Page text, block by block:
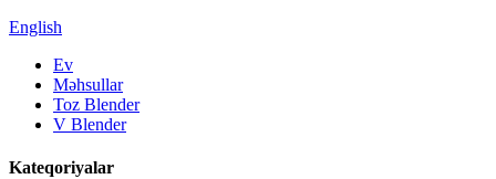
English
Ev
Məhsullar
Toz Blender
V Blender
Kateqoriyalar